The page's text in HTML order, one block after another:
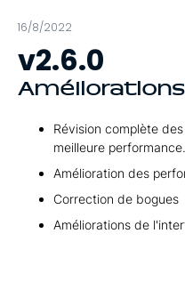
16/8/2022
v2.6.0
Améliorations
Révision complète
meilleure performance.
Amélioration des
Correction de bogues
Améliorations de